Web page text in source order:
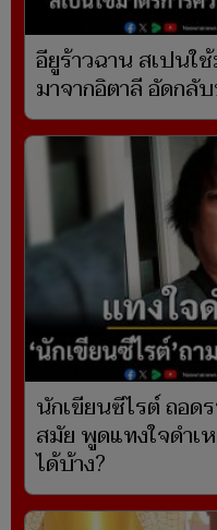
อียูร้าวฉาน สเปนใ
มาจากอิตาลี อัดกลั
นักเขียนซีไรต์ ถอ
สมัย พูดแทงใจดำเ
ได้บ้าง?